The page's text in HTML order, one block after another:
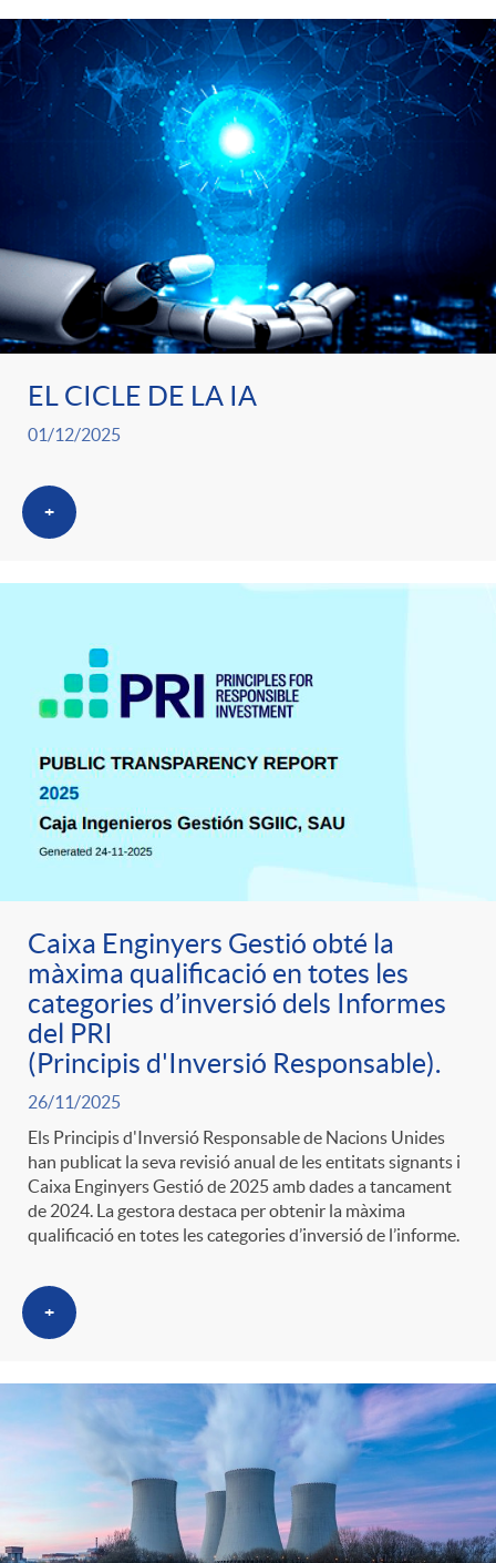
EL CICLE DE LA IA
01/12/2025
+
Caixa Enginyers Gestió obté la
màxima qualificació en totes les
categories d’inversió dels Informes
del PRI
(Principis d'Inversió Responsable).
26/11/2025
Els Principis d'Inversió Responsable de Nacions Unides
han publicat la seva revisió anual de les entitats signants i
Caixa Enginyers Gestió de 2025 amb dades a tancament
de 2024. La gestora destaca per obtenir la màxima
qualificació en totes les categories d’inversió de l’informe.
+